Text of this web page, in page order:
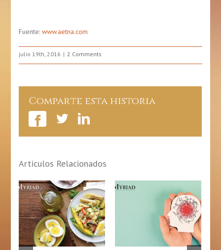
Fuente:www.aetna.com
julio 19th, 2016 2 Comments
Comparte esta historia
Artículos Relacionados